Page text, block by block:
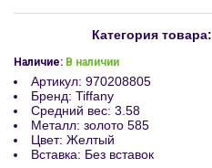
Категория товара:
Наличие: В наличии
Артикул: 970208805
Бренд: Tiffany
Средний вес: 3.58
Металл: золото 585
Цвет: Желтый
Вставка: Без вставок